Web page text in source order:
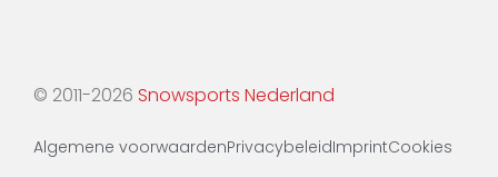
© 2011-2026 Snowsports Nederland
Algemene voorwaardenPrivacybeleidImprintCookies